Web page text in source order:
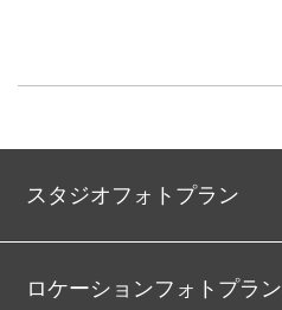
スタジオフォトプラン
ロケーションフォトプラン